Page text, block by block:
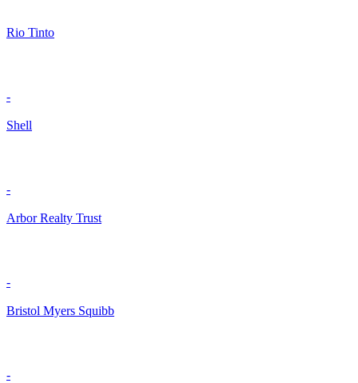
Rio Tinto
-
Shell
-
Arbor Realty Trust
-
Bristol Myers Squibb
-